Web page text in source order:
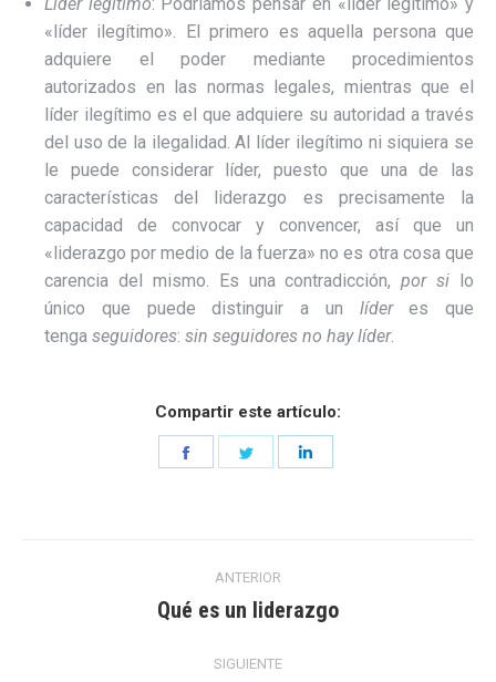
«líder ilegítimo». El primero es aquella persona que
adquiere el poder mediante procedimientos
autorizados en las normas legales, mientras que el
líder ilegítimo es el que adquiere su autoridad a través
del uso de la ilegalidad. Al líder ilegítimo ni siquiera se
le puede considerar líder, puesto que una de las
características del liderazgo es precisamente la
capacidad de convocar y convencer, así que un
«liderazgo por medio de la fuerza» no es otra cosa que
carencia del mismo. Es una contradicción,por si lo
único que puede distinguir a un líderes que
tenga seguidores: sin seguidores no hay líder.
Compartir este artículo:
Share
ANTERIOR
Entrada
Qué es un liderazgo
SIGUIENTE